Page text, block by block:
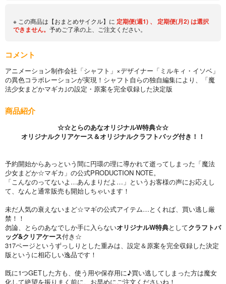
※ この商品は【おまとめサイクル】に 定期便(週1) 、 定期便(月2)は選択
できません。 予めご了承の上、ご注文ください。
コメント
アニメーション制作会社「シャフト」×デザイナー「ミルキィ・イソベ」
の異色コラボレーションが実現！シャフト自らの独自編集により、「魔
法少女まどかマギカ｣の設定・原案を完全収録した決定版
商品紹介
☆☆とらのあなオリジナルW特典☆☆
オリジナルクリアケース＆オリジナルクラフトバッグ付き！！
予約開始からあっという間に円環の理に導かれて逝ってしまった「魔法
少女まどか☆マギカ」の公式PRODUCTION NOTE。
「こんなのってないよ…あんまりだよ…」というお客様の声にお応えし
て、なんと通常販売も開始しちゃいます！
未だ人気の衰えないまど☆マギの公式アイテム…とくれば、買い逃し厳
禁！！
勿論、とらのあなでしか手に入らないオリジナルW特典としてクラフトバ
ッグ&クリアケース付き☆
317ページというずっしりとした重みは、設定＆原案を完全収録した決定
版というに相応しい逸品です！
既に1つGETした方も、使う用や保存用に♪買い逃してしまった方は魔女
化して絶望を振りまく前に、お早めにご注文くださいね！